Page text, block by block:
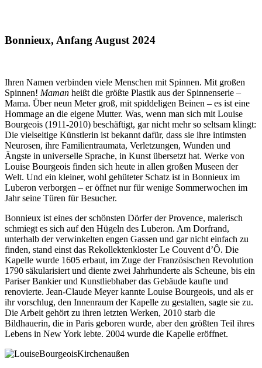
Bonnieux, Anfang August 2024
Ihren Namen verbinden viele Menschen mit Spinnen. Mit großen
Spinnen! Maman heißt die größte Plastik aus der Spinnenserie –
Mama. Über neun Meter groß, mit spiddeligen Beinen – es ist eine
Hommage an die eigene Mutter. Was, wenn man sich mit Louise
Bourgeois (1911-2010) beschäftigt, gar nicht mehr so seltsam klingt:
Die vielseitige Künstlerin ist bekannt dafür, dass sie ihre intimsten
Neurosen, ihre Familientraumata, Verletzungen, Wunden und
Ängste in universelle Sprache, in Kunst übersetzt hat. Werke von
Louise Bourgeois finden sich heute in allen großen Museen der
Welt. Und ein kleiner, wohl gehüteter Schatz ist in Bonnieux im
Luberon verborgen – er öffnet nur für wenige Sommerwochen im
Jahr seine Türen für Besucher.
Bonnieux ist eines der schönsten Dörfer der Provence, malerisch
schmiegt es sich auf den Hügeln des Luberon. Am Dorfrand,
unterhalb der verwinkelten engen Gassen und gar nicht einfach zu
finden, stand einst das Rekollektenkloster Le Couvent d’Ô. Die
Kapelle wurde 1605 erbaut, im Zuge der Französischen Revolution
1790 säkularisiert und diente zwei Jahrhunderte als Scheune, bis ein
Pariser Bankier und Kunstliebhaber das Gebäude kaufte und
renovierte. Jean-Claude Meyer kannte Louise Bourgeois, und als er
ihr vorschlug, den Innenraum der Kapelle zu gestalten, sagte sie zu.
Die Arbeit gehört zu ihren letzten Werken, 2010 starb die
Bildhauerin, die in Paris geboren wurde, aber den größten Teil ihres
Lebens in New York lebte. 2004 wurde die Kapelle eröffnet.